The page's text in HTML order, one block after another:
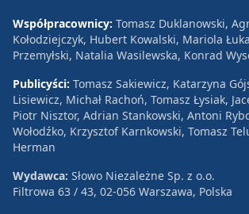
Współpracownicy: Tomasz Duklanowski,
Kołodziejczyk, Hubert Kowalski, Mariola
Przemyłski, Natalia Wasilewska, Konrad
Publicyści: Tomasz Sakiewicz, Katarzyna
Lisiewicz, Michał Rachoń, Tomasz Łysiak,
Piotr Nisztor, Adrian Stankowski, Antoni
Wołodźko, Krzysztof Karnkowski, Tomasz
Herman
Wydawca: Słowo Niezależne Sp. z o.o.
Filtrowa 63 / 43, 02-056 Warszawa, Polska